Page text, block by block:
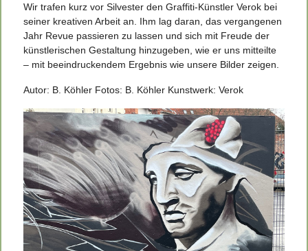
Wir trafen kurz vor Silvester den Graffiti-Künstler Verok bei
seiner kreativen Arbeit an. Ihm lag daran, das vergangenen
Jahr Revue passieren zu lassen und sich mit Freude der
künstlerischen Gestaltung hinzugeben, wie er uns mitteilte
– mit beeindruckendem Ergebnis wie unsere Bilder zeigen.
Autor: B. Köhler Fotos: B. Köhler Kunstwerk: Verok